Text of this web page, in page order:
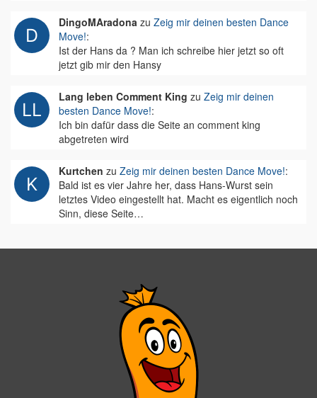
DingoMAradona zu Zeig mir deinen besten Dance
Move!:
Ist der Hans da ? Man ich schreibe hier jetzt so oft
jetzt gib mir den Hansy
Lang leben Comment King zu Zeig mir deinen
besten Dance Move!:
Ich bin dafür dass die Seite an comment king
abgetreten wird
Kurtchen zu Zeig mir deinen besten Dance Move!:
Bald ist es vier Jahre her, dass Hans-Wurst sein
letztes Video eingestellt hat. Macht es eigentlich noch
Sinn, diese Seite…